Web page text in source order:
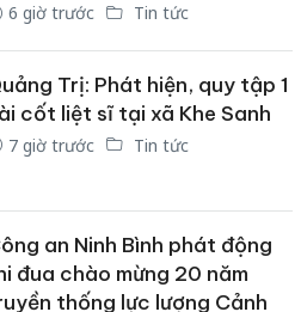
6 giờ trước Tin tức
Trị: Phát hiện, quy tập 1
cốt liệt sĩ tại xã Khe Sanh
7 giờ trước Tin tức
an Ninh Bình phát động
đua chào mừng 20 năm
thống lực lượng Cảnh